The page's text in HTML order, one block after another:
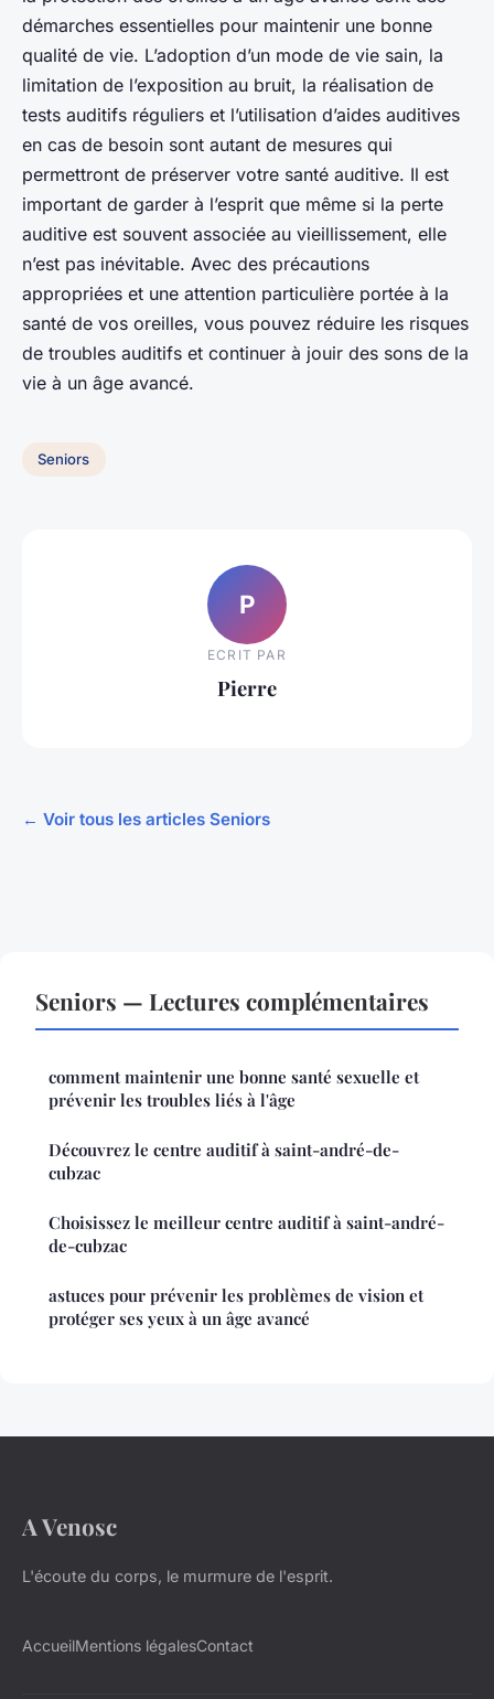
démarches essentielles pour maintenir une bonne
qualité de vie. L’adoption d’un mode de vie sain, la
limitation de l’exposition au bruit, la réalisation de
tests auditifs réguliers et l’utilisation d’aides auditives
en cas de besoin sont autant de mesures qui
permettront de préserver votre santé auditive. Il est
important de garder à l’esprit que même si la perte
auditive est souvent associée au vieillissement, elle
n’est pas inévitable. Avec des précautions
appropriées et une attention particulière portée à la
santé de vos oreilles, vous pouvez réduire les risques
de troubles auditifs et continuer à jouir des sons de la
vie à un âge avancé.
Seniors
P
ECRIT PAR
Pierre
← Voir tous les articles Seniors
Seniors — Lectures complémentaires
comment maintenir une bonne santé sexuelle et
prévenir les troubles liés à l'âge
Découvrez le centre auditif à saint-andré-de-
cubzac
Choisissez le meilleur centre auditif à saint-andré-
de-cubzac
astuces pour prévenir les problèmes de vision et
protéger ses yeux à un âge avancé
A Venosc
L'écoute du corps, le murmure de l'esprit.
AccueilMentions légalesContact